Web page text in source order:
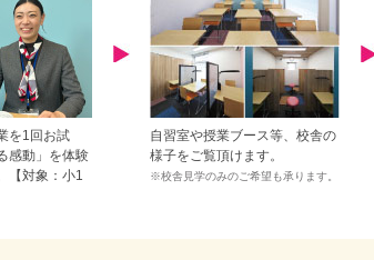
を1回お試
感動」を体験
【対象：小1
自習室や授業ブース等、校舎の
様子をご覧頂けます。
※校舎見学のみのご希望も承ります。